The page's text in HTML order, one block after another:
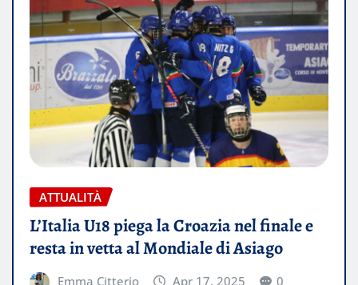
ATTUALITÀ
L’Italia U18 piega la Croazia nel finale e
resta in vetta al Mondiale di Asiago
Emma Citterio Apr 17, 2025 0